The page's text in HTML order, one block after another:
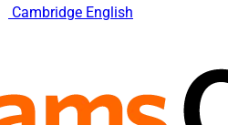
Cambridge English